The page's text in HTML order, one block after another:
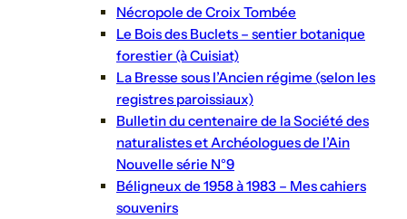
Nécropole de Croix Tombée
Le Bois des Buclets – sentier botanique
forestier (à Cuisiat)
La Bresse sous l’Ancien régime (selon les
registres paroissiaux)
Bulletin du centenaire de la Société des
naturalistes et Archéologues de l’Ain
Nouvelle série N°9
Béligneux de 1958 à 1983 – Mes cahiers
souvenirs